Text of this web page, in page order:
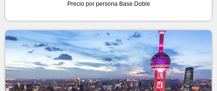
Precio por persona Base Doble